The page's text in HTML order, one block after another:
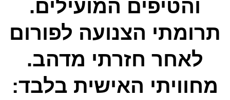
והטיפים המועילים.
תרומתי הצנועה לפורום
לאחר חזרתי מדהב.
מחוויתי האישית בלבד: